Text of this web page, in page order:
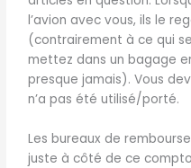
l’avion avec vous, ils le
(contrairement à ce qui
mettez dans un bagage
presque jamais). Vous
n’a pas été utilisé/porté.
Les bureaux de
juste à côté de ce